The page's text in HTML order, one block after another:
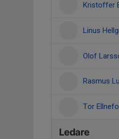
Kristoffer
Linus
Olof
Rasmus
Tor
Ledare